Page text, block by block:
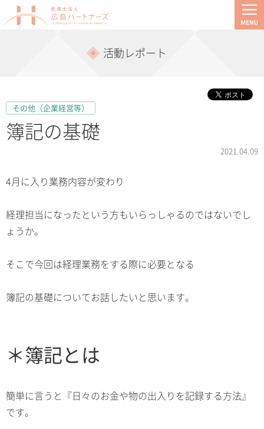
活動レポート
その他（企業経営等）
簿記の基礎
2021.04.09
4月に入り業務内容が変わり
経理担当になったという方もいらっしゃるのではないでし
ょうか。
そこで今回は経理業務をする際に必要となる
簿記の基礎についてお話したいと思います。
＊簿記とは
簡単に言うと『日々のお金や物の出入りを記録する方法』
です。